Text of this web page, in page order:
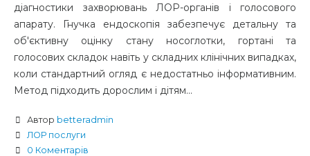
діагностики захворювань ЛОР-органів і голосового
апарату. Гнучка ендоскопія забезпечує детальну та
об'єктивну оцінку стану носоглотки, гортані та
голосових складок навіть у складних клінічних випадках,
коли стандартний огляд є недостатньо інформативним.
Метод підходить дорослим і дітям...
Автор betteradmin
ЛОР послуги
0 Коментарів